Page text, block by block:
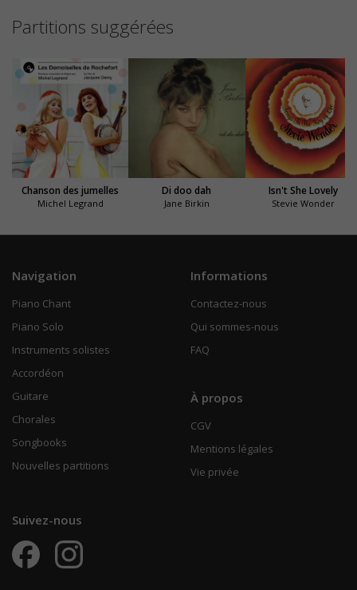
Partitions suggérées
Chanson des jumelles
Michel Legrand
Di doo dah
Jane Birkin
Isn't She Lovely
Stevie Wonder
Navigation
Piano Chant
Piano Solo
Instruments solistes
Accordéon
Guitare
Chorales
Songbooks
Nouvelles partitions
Informations
Contactez-nous
Qui sommes-nous
FAQ
À propos
CGV
Mentions légales
Vie privée
Suivez-nous